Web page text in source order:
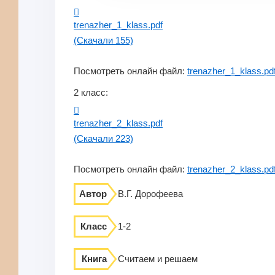
trenazher_1_klass.pdf
(Скачали 155)
Посмотреть онлайн файл:
2 класс:
trenazher_2_klass.pdf
(Скачали 223)
Посмотреть онлайн файл:
Автор В.Г. Дорофеева
Класс 1-2
Книга Считаем и решаем